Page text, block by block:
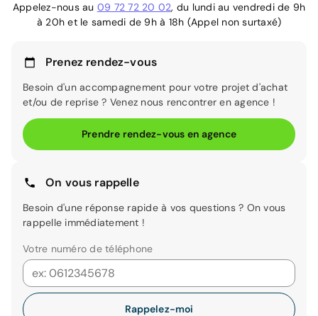
Appelez-nous au 09 72 72 20 02, du lundi au vendredi de 9h
à 20h et le samedi de 9h à 18h (Appel non surtaxé)
Prenez rendez-vous
Besoin d'un accompagnement pour votre projet d'achat
et/ou de reprise ? Venez nous rencontrer en agence !
Prendre rendez-vous en agence
On vous rappelle
Besoin d'une réponse rapide à vos questions ? On vous
rappelle immédiatement !
Votre numéro de téléphone
Rappelez-moi